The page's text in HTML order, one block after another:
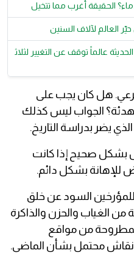
الحقيقة أغرب مما تتخيل
العالم لآلاف السنين
عالماً توقف عن التغيير لثلاث
هل كان يجب على
الجواب ليس كذلك
يضر بدراسة التاريخ.
بشكل صحيح إذا كانت
للإهانة بشكل دائم.
السود عن خلق
من الغياب والحزن والذاكرة
من مواقع
نقاش محتمل بشأن الماضي.